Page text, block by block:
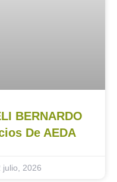
BERNARDO
De AEDA
julio, 2026